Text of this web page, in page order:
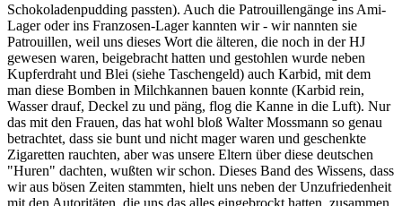
Schokoladenpudding passten). Auch die Patrouillengänge ins Ami-
Lager oder ins Franzosen-Lager kannten wir - wir nannten sie
Patrouillen, weil uns dieses Wort die älteren, die noch in der HJ
gewesen waren, beigebracht hatten und gestohlen wurde neben
Kupferdraht und Blei (siehe Taschengeld) auch Karbid, mit dem
man diese Bomben in Milchkannen bauen konnte (Karbid rein,
Wasser drauf, Deckel zu und päng, flog die Kanne in die Luft). Nur
das mit den Frauen, das hat wohl bloß Walter Mossmann so genau
betrachtet, dass sie bunt und nicht mager waren und geschenkte
Zigaretten rauchten, aber was unsere Eltern über diese deutschen
"Huren" dachten, wußten wir schon. Dieses Band des Wissens, dass
wir aus bösen Zeiten stammten, hielt uns neben der Unzufriedenheit